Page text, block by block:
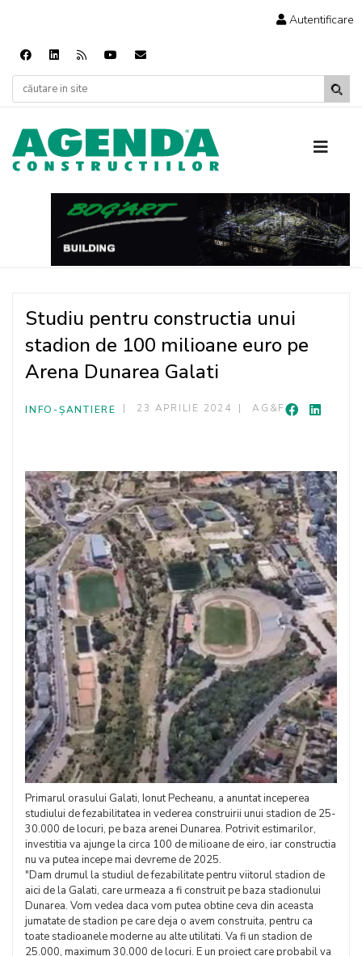
Autentificare
Studiu pentru constructia unui
stadion de 100 milioane euro pe
Arena Dunarea Galati
INFO-ȘANTIERE 23 APRILIE 2024 AG&F
Primarul orasului Galati, Ionut Pecheanu, a anuntat inceperea
studiului de fezabilitatea in vederea construirii unui stadion de 25-
30.000 de locuri, pe baza arenei Dunarea. Potrivit estimarilor,
investitia va ajunge la circa 100 de milioane de eiro, iar constructia
nu va putea incepe mai devreme de 2025.
"Dam drumul la studiul de fezabilitate pentru viitorul stadion de
aici de la Galati, care urmeaza a fi construit pe baza stadionului
Dunarea. Vom vedea daca vom putea obtine ceva din aceasta
jumatate de stadion pe care deja o avem construita, pentru ca
toate stadioanele moderne au alte utilitati. Va fi un stadion de
25.000, maximum 30.000 de locuri. E un proiect care probabil va